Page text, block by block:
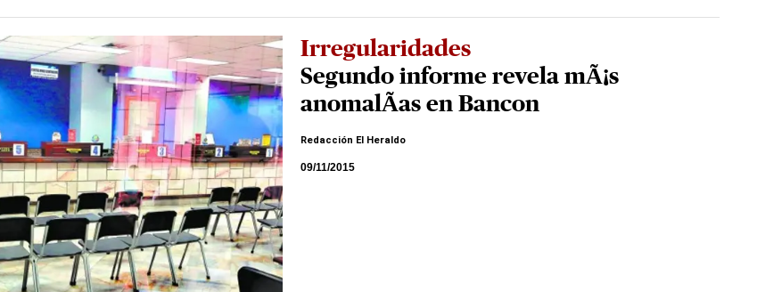
Irregularidades
Segundo informe revela mÃ¡s
anomalÃ­as en Bancon
Redacción El Heraldo
09/11/2015